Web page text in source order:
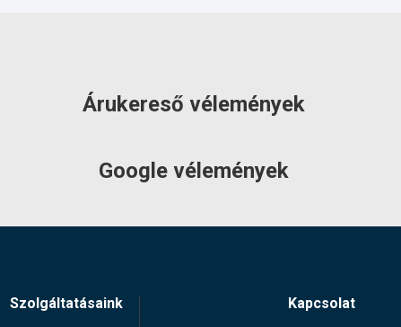
Árukereső vélemények
Google vélemények
Szolgáltatásaink Kapcsolat